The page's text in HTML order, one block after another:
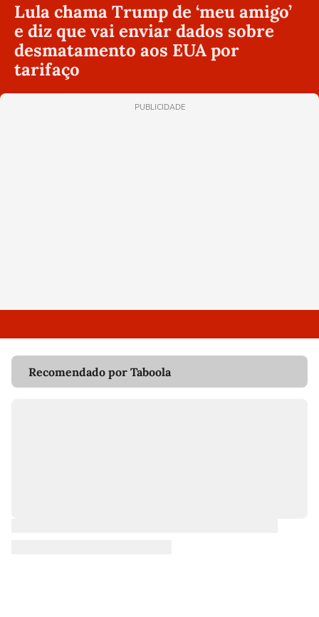
Lula chama Trump de ‘meu amigo’
e diz que vai enviar dados sobre
desmatamento aos EUA por
tarifaço
PUBLICIDADE
Recomendado por Taboola